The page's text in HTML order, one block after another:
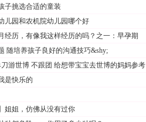
子挑选合适的童装
儿园和农机院幼儿园哪个好
经历，有像我这样经历的吗？之一：早孕期
随培养孩子良好的沟通技巧&shy;
游世博 不跟团 给想带宝宝去世博的妈妈参考
是快乐的
姐姐，仿佛从没有过你